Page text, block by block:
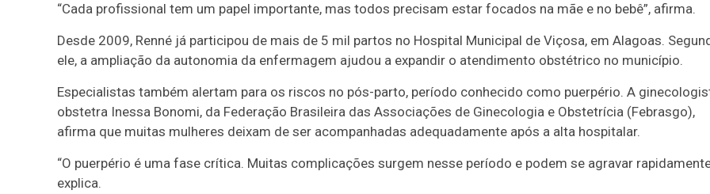
“Cada profissional tem um papel importante, mas todos precisam estar focados na mãe e no bebê”, afirma.
Desde 2009, Renné já participou de mais de 5 mil partos no Hospital Municipal de Viçosa, em Alagoas.
ele, a ampliação da autonomia da enfermagem ajudou a expandir o atendimento obstétrico no município.
Especialistas também alertam para os riscos no pós-parto, período conhecido como puerpério. A
obstetra Inessa Bonomi, da Federação Brasileira das Associações de Ginecologia e Obstetrícia (Febrasgo),
afirma que muitas mulheres deixam de ser acompanhadas adequadamente após a alta hospitalar.
“O puerpério é uma fase crítica. Muitas complicações surgem nesse período e podem se agravar
explica.